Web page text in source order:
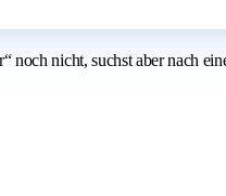
nicht, suchst aber nach